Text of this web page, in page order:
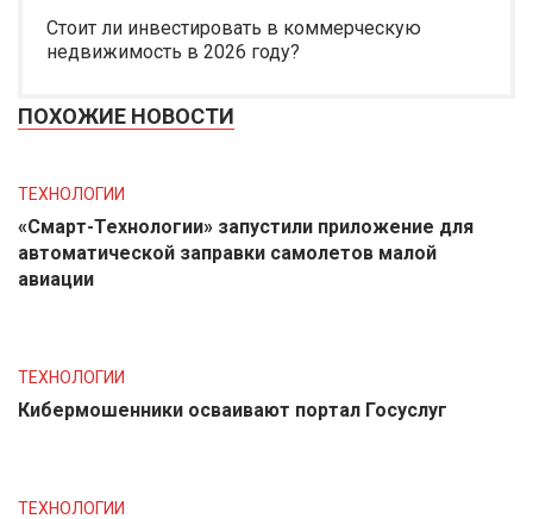
Стоит ли инвестировать в коммерческую
недвижимость в 2026 году?
ПОХОЖИЕ НОВОСТИ
ТЕХНОЛОГИИ
«Смарт-Технологии» запустили приложение для
автоматической заправки самолетов малой
авиации
ТЕХНОЛОГИИ
Кибермошенники осваивают портал Госуслуг
ТЕХНОЛОГИИ